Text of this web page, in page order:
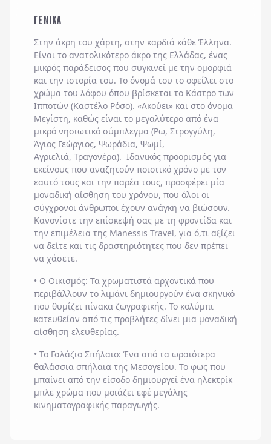
ΓΕΝΙΚΑ
Στην άκρη του χάρτη, στην καρδιά κάθε Έλληνα.
Είναι το ανατολικότερο άκρο της Ελλάδας, ένας
μικρός παράδεισος που συγκινεί με την ομορφιά
και την ιστορία του. Το όνομά του το οφείλει στο
χρώμα του λόφου όπου βρίσκεται το Κάστρο των
Ιπποτών (Καστέλο Ρόσο). «Ακούει» και στο όνομα
Μεγίστη, καθώς είναι το μεγαλύτερο από ένα
μικρό νησιωτικό σύμπλεγμα (Ρω, Στρογγύλη,
Άγιος Γεώργιος, Ψωράδια, Ψωμί,
Αγριελιά, Τραγονέρα). Ιδανικός προορισμός για
εκείνους που αναζητούν ποιοτικό χρόνο με τον
εαυτό τους και την παρέα τους, προσφέρει μία
μοναδική αίσθηση του χρόνου, που όλοι οι
σύγχρονοι άνθρωποι έχουν ανάγκη να βιώσουν.
Κανονίστε την επίσκεψή σας με τη φροντίδα και
την επιμέλεια της Manessis Travel, για ό,τι αξίζει
να δείτε και τις δραστηριότητες που δεν πρέπει
να χάσετε.
• Ο Οικισμός: Τα χρωματιστά αρχοντικά που
περιβάλλουν το λιμάνι δημιουργούν ένα σκηνικό
που θυμίζει πίνακα ζωγραφικής. Το κολύμπι
κατευθείαν από τις προβλήτες δίνει μια μοναδική
αίσθηση ελευθερίας.
• Το Γαλάζιο Σπήλαιο: Ένα από τα ωραιότερα
θαλάσσια σπήλαια της Μεσογείου. Το φως που
μπαίνει από την είσοδο δημιουργεί ένα ηλεκτρίκ
μπλε χρώμα που μοιάζει εφέ μεγάλης
κινηματογραφικής παραγωγής.